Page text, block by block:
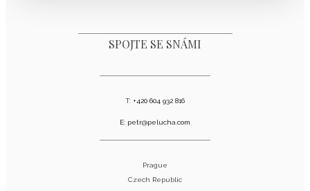
SPOJTE SE SNÁMI
T: +420 604 932 816
E: petr@pelucha.com
Prague
Czech Republic